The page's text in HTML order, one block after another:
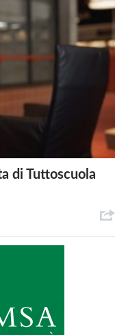
di Tuttoscuola